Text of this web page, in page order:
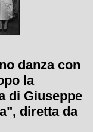
danza con
la
di Giuseppe
diretta da